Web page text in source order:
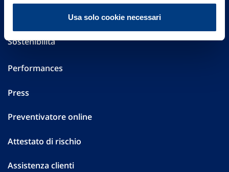
Usa solo cookie necessari
Altre informazioni
Sostenibilità
Performances
Press
Preventivatore online
Attestato di rischio
Assistenza clienti